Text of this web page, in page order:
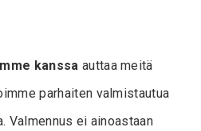
kanssa auttaa meitä
parhaiten valmistautua
Valmennus ei ainoastaan